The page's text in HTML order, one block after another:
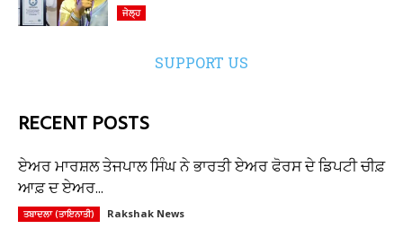
ਜੇਲ੍ਹ
SUPPORT US
RECENT POSTS
ਏਅਰ ਮਾਰਸ਼ਲ ਤੇਜਪਾਲ ਸਿੰਘ ਨੇ ਭਾਰਤੀ ਏਅਰ ਫੋਰਸ ਦੇ ਡਿਪਟੀ ਚੀਫ਼
ਆਫ਼ ਦ ਏਅਰ...
ਤਬਾਦਲਾ (ਤਾਇਨਾਤੀ) Rakshak News